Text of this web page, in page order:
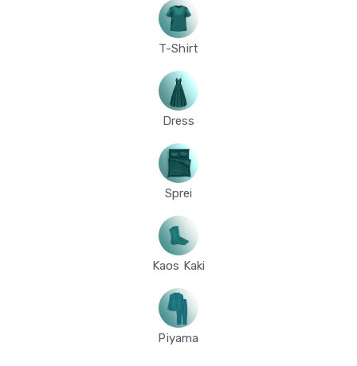
T-Shirt
Dress
Sprei
Kaos Kaki
Piyama